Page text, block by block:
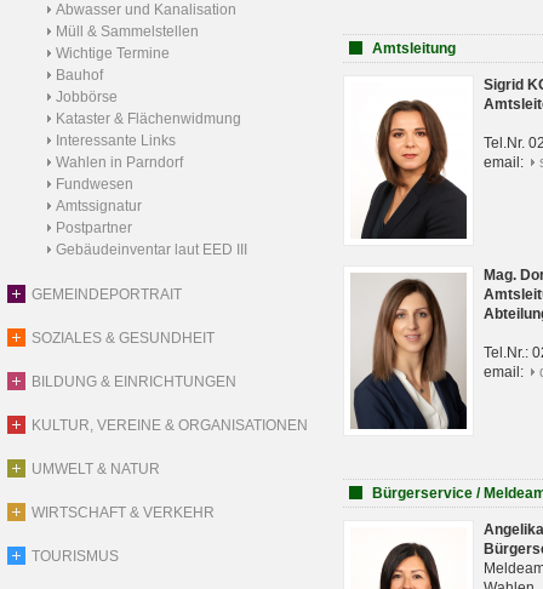
Abwasser und Kanalisation
Müll & Sammelstellen
Wichtige Termine
Bauhof
Jobbörse
Kataster & Flächenwidmung
Interessante Links
Wahlen in Parndorf
Fundwesen
Amtssignatur
Postpartner
Gebäudeinventar laut EED III
GEMEINDEPORTRAIT
SOZIALES & GESUNDHEIT
BILDUNG & EINRICHTUNGEN
KULTUR, VEREINE & ORGANISATIONEN
UMWELT & NATUR
WIRTSCHAFT & VERKEHR
TOURISMUS
Amtsleitung
Sigrid
Tel.Nr.
email:
Mag.
Tel.Nr.:
email:
Bürgerservice /